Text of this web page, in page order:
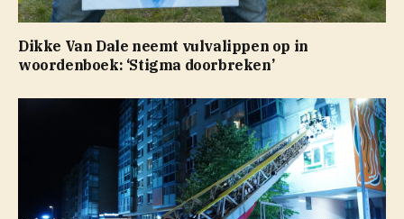
Dikke Van Dale neemt vulvalippen op in
woordenboek: ‘Stigma doorbreken’